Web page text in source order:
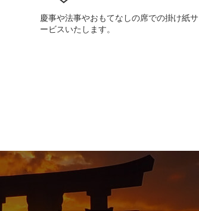
慶事や法事やおもてなしの席での掛け紙サ
ービスいたします。